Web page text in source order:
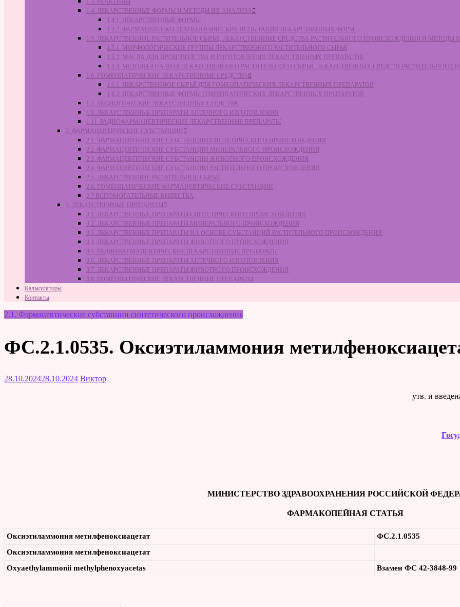
1.3. РЕАКТИВЫ
1.4. ЛЕКАРСТВЕННЫЕ ФОРМЫ И МЕТОДЫ ИХ АНАЛИЗА
1.4.1. ЛЕКАРСТВЕННЫЕ ФОРМЫ
1.4.2. ФАРМАЦЕВТИКО-ТЕХНОЛОГИЧЕСКИЕ ИСПЫТАНИЯ ЛЕКАРСТВЕННЫХ ФОРМ
1.5. ЛЕКАРСТВЕННОЕ РАСТИТЕЛЬНОЕ СЫРЬЁ, ЛЕКАРСТВЕННЫЕ СРЕДСТВА РАСТИТЕЛЬНОГО ПРОИСХОЖДЕНИЯ И МЕТОДЫ
1.5.1. МОРФОЛОГИЧЕСКИЕ ГРУППЫ ЛЕКАРСТВЕННОГО РАСТИТЕЛЬНОГО СЫРЬЯ
1.5.2. МАСЛА ДЛЯ ПРОИЗВОДСТВА И ИЗГОТОВЛЕНИЯ ЛЕКАРСТВЕННЫХ ПРЕПАРАТОВ
1.5.3. МЕТОДЫ АНАЛИЗА ЛЕКАРСТВЕННОГО РАСТИТЕЛЬНОГО СЫРЬЯ, ЛЕКАРСТВЕННЫХ СРЕДСТВ РАСТИТЕЛЬНОГО
1.6. ГОМЕОПАТИЧЕСКИЕ ЛЕКАРСТВЕННЫЕ СРЕДСТВА
1.6.1. ЛЕКАРСТВЕННОЕ СЫРЬЁ ДЛЯ ГОМЕОПАТИЧЕСКИХ ЛЕКАРСТВЕННЫХ ПРЕПАРАТОВ
1.6.2. ЛЕКАРСТВЕННЫЕ ФОРМЫ ГОМЕОПАТИЧЕСКИХ ЛЕКАРСТВЕННЫХ ПРЕПАРАТОВ
1.7. БИОЛОГИЧЕСКИЕ ЛЕКАРСТВЕННЫЕ СРЕДСТВА
1.8. ЛЕКАРСТВЕННЫЕ ПРЕПАРАТЫ АПТЕЧНОГО ИЗГОТОВЛЕНИЯ
1.11. РАДИОФАРМАЦЕВТИЧЕСКИЕ ЛЕКАРСТВЕННЫЕ ПРЕПАРАТЫ
2. ФАРМАЦЕВТИЧЕСКИЕ СУБСТАНЦИИ
2.1. ФАРМАЦЕВТИЧЕСКИЕ СУБСТАНЦИИ СИНТЕТИЧЕСКОГО ПРОИСХОЖДЕНИЯ
2.2. ФАРМАЦЕВТИЧЕСКИЕ СУБСТАНЦИИ МИНЕРАЛЬНОГО ПРОИСХОЖДЕНИЯ
2.3. ФАРМАЦЕВТИЧЕСКИЕ СУБСТАНЦИИ ЖИВОТНОГО ПРОИСХОЖДЕНИЯ
2.4. ФАРМАЦЕВТИЧЕСКИЕ СУБСТАНЦИИ РАСТИТЕЛЬНОГО ПРОИСХОЖДЕНИЯ
2.5. ЛЕКАРСТВЕННОЕ РАСТИТЕЛЬНОЕ СЫРЬЁ
2.6. ГОМЕОПАТИЧЕСКИЕ ФАРМАЦЕВТИЧЕСКИЕ СУБСТАНЦИИ
2.7 ВСПОМОГАТЕЛЬНЫЕ ВЕЩЕСТВА
3. ЛЕКАРСТВЕННЫЕ ПРЕПАРАТЫ
3.1. ЛЕКАРСТВЕННЫЕ ПРЕПАРАТЫ СИНТЕТИЧЕСКОГО ПРОИСХОЖДЕНИЯ
3.2. ЛЕКАРСТВЕННЫЕ ПРЕПАРАТЫ МИНЕРАЛЬНОГО ПРОИСХОЖДЕНИЯ
3.3. ЛЕКАРСТВЕННЫЕ ПРЕПАРАТЫ НА ОСНОВЕ СУБСТАНЦИЙ РАСТИТЕЛЬНОГО ПРОИСХОЖДЕНИЯ
3.4. ЛЕКАРСТВЕННЫЕ ПРЕПАРАТЫ ЖИВОТНОГО ПРОИСХОЖДЕНИЯ
3.5. РАДИОФАРМАЦЕВТИЧЕСКИЕ ЛЕКАРСТВЕННЫЕ ПРЕПАРАТЫ
3.6. ЛЕКАРСТВЕННЫЕ ПРЕПАРАТЫ АПТЕЧНОГО ИЗГОТОВЛЕНИЯ
3.7. ЛЕКАРСТВЕННЫЕ ПРЕПАРАТЫ ЖИВОТНОГО ПРОИСХОЖДЕНИЯ
3.8. ГОМЕОПАТИЧЕСКИЕ ЛЕКАРСТВЕННЫЕ ПРЕПАРАТЫ
Калькуляторы
Контакты
2.1. Фармацевтические субстанции синтетического происхождения
ФС.2.1.0535. Оксиэтиламмония
28.10.202428.10.2024 Виктор
утв. и
МИНИСТЕРСТВО ЗДРАВООХРАНЕНИЯ РОССИЙСКОЙ
ФАРМАКОПЕЙНАЯ СТАТЬЯ
Оксиэтиламмония метилфеноксиацетат
ФС.2.1.0535
Оксиэтиламмония метилфеноксиацетат
Oxyaethylammonii methylphenoxyacetas Взамен ФС 42-3848-99